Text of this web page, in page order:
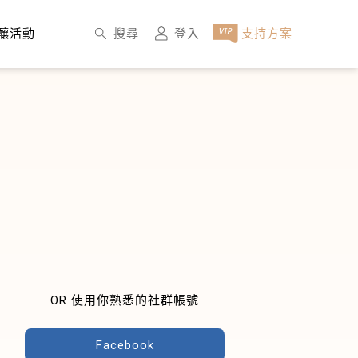
活動 搜尋 登入 支持方案
OR 使用你熟悉的社群帳號
Facebook